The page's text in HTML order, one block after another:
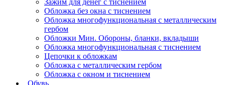
Обложка без окна с тиснением
Обложка многофункциональная с металлическим
гербом
Обложки Мин. Обороны, бланки, вкладыши
Обложка многофункциональная с тиснением
Цепочки к обложкам
Обложка с металлическим гербом
Обложка с окном и тиснением
Обувь